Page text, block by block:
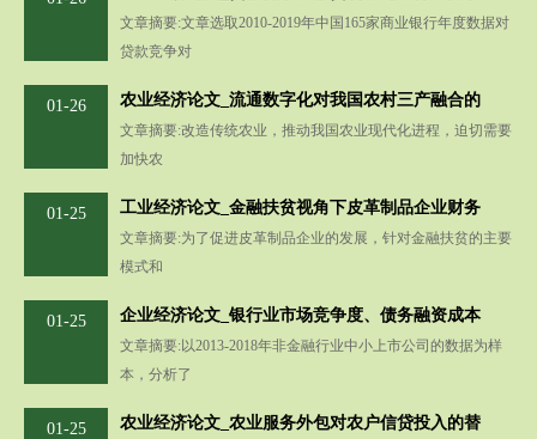
文章摘要:文章选取2010-2019年中国165家商业银行年度数据对
贷款竞争对
01-26 农业经济论文_流通数字化对我国农村三产融合的
文章摘要:改造传统农业，推动我国农业现代化进程，迫切需要
加快农
01-25 工业经济论文_金融扶贫视角下皮革制品企业财务
文章摘要:为了促进皮革制品企业的发展，针对金融扶贫的主要
模式和
01-25 企业经济论文_银行业市场竞争度、债务融资成本
文章摘要:以2013-2018年非金融行业中小上市公司的数据为样
本，分析了
01-25 农业经济论文_农业服务外包对农户信贷投入的替